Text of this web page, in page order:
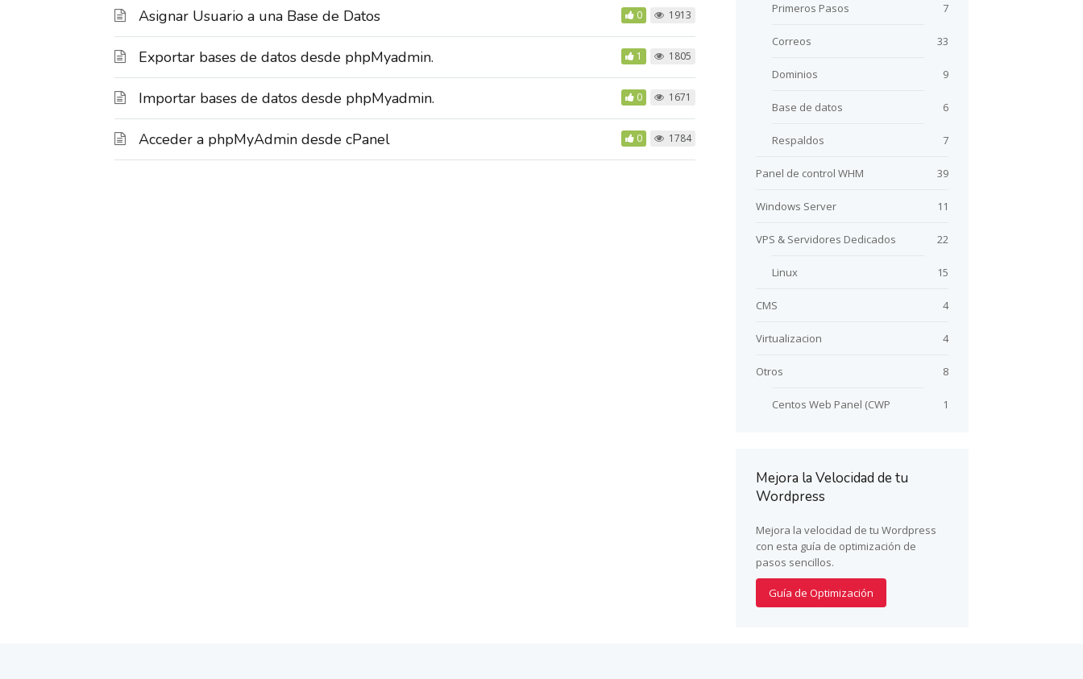
Asignar Usuario a una Base de Datos 0 1913
Exportar bases de datos desde phpMyadmin. 1 1805
Importar bases de datos desde phpMyadmin. 0 1671
Acceder a phpMyAdmin desde cPanel 0 1784
Primeros Pasos 7
Correos 33
Dominios 9
Base de datos 6
Respaldos 7
Panel de control WHM 39
Windows Server 11
VPS & Servidores Dedicados 22
Linux 15
CMS 4
Virtualizacion 4
Otros 8
Centos Web Panel (CWP 1
Mejora la Velocidad de tu
Wordpress
Mejora la velocidad de tu Wordpress
con esta guía de optimización de
pasos sencillos.
Guía de Optimización